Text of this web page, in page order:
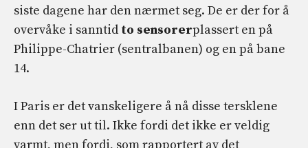
siste dagene har den nærmet seg. De er der for å
overvåke i sanntid to sensorerplassert en på
Philippe-Chatrier (sentralbanen) og en på bane
14.
I Paris er det vanskeligere å nå disse tersklene
enn det ser ut til. Ikke fordi det ikke er veldig